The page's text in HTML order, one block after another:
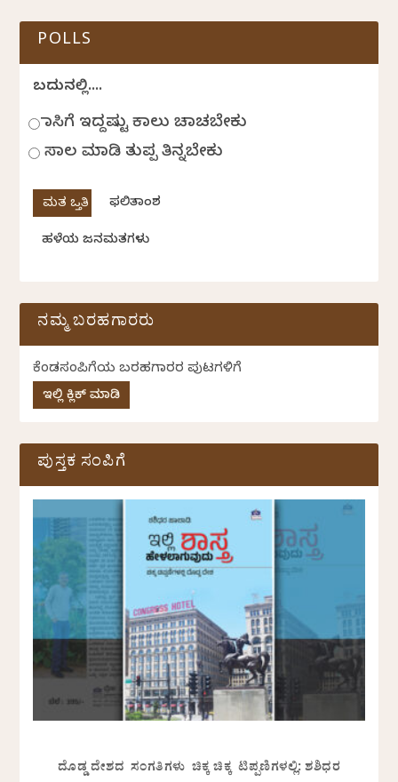
POLLS
ಬದುಕಿನಲ್ಲಿ....
ಹಾಸಿಗೆ ಇದ್ದಷ್ಟು ಕಾಲು ಚಾಚಬೇಕು
ಸಾಲ ಮಾಡಿ ತುಪ್ಪ ತಿನ್ನಬೇಕು
ಫಲಿತಾಂಶ
ಹಳೆಯ ಜನಮತಗಳು
ನಮ್ಮ ಬರಹಗಾರರು
ಕೆಂಡಸಂಪಿಗೆಯ ಬರಹಗಾರರ ಪುಟಗಳಿಗೆ
ಇಲ್ಲಿ ಕ್ಲಿಕ್ ಮಾಡಿ
ಪುಸ್ತಕ ಸಂಪಿಗೆ
ದೊಡ್ಡ ದೇಶದ ಸಂಗತಿಗಳು ಚಿಕ್ಕ ಚಿಕ್ಕ ಟಿಪ್ಪಣಿಗಳಲ್ಲಿ: ಶಶಿಧರ